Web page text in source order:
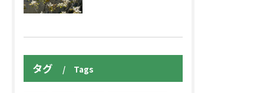
タグ Tags